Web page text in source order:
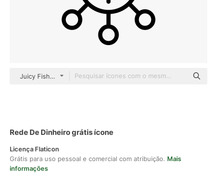
Juicy Fish Outline
Rede De Dinheiro grátis ícone
Licença Flaticon
Grátis para uso pessoal e comercial com atribuição. Mais
informações